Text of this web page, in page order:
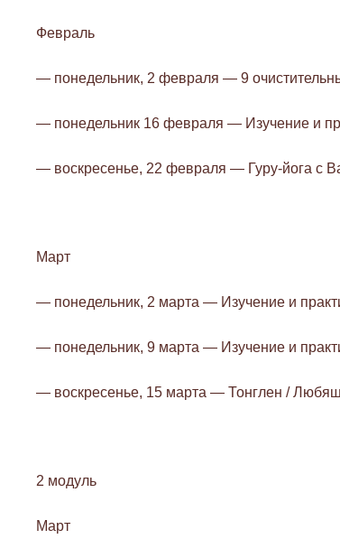
Февраль
— понедельник, 2 февраля — 9
— понедельник 16 февраля — Изучение и
— воскресенье, 22 февраля — Гуру-йога с
Март
— понедельник, 2 марта — Изучение и
— понедельник, 9 марта — Изучение и
— воскресенье, 15 марта — Тонглен /
2 модуль
Март